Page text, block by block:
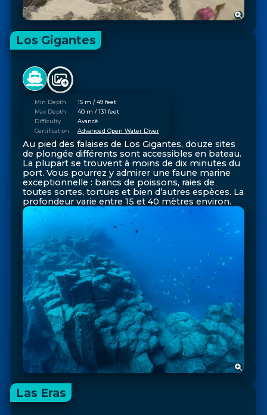
Los Gigantes
Min Depth
15 m / 49 feet
Max Depth
40 m / 131 feet
Difficulty
Avancè
Certification
Advanced Open Water Diver
Au pied des falaises de Los Gigantes, douze sites
de plongée différents sont accessibles en bateau.
La plupart se trouvent à moins de dix minutes du
port. Vous pourrez y admirer une faune marine
exceptionnelle : bancs de poissons, raies de
toutes sortes, tortues et bien d’autres espèces. La
profondeur varie entre 15 et 40 mètres environ.
Las Eras